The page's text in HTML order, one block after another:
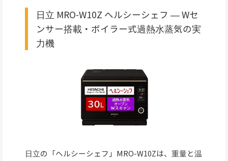
日立 MRO-W10Z ヘルシーシェフ ― Wセ
ンサー搭載・ボイラー式過熱水蒸気の実
力機
日立の「ヘルシーシェフ」MRO-W10Zは、重量と温